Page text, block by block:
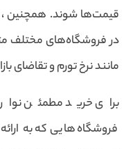
قیمت‌ها شوند. همچنین ،
در فروشگاه‌های مختلف
مانند نرخ تورم و تقاضای
برای خرید مطمئن
فروشگاه‌هایی که به